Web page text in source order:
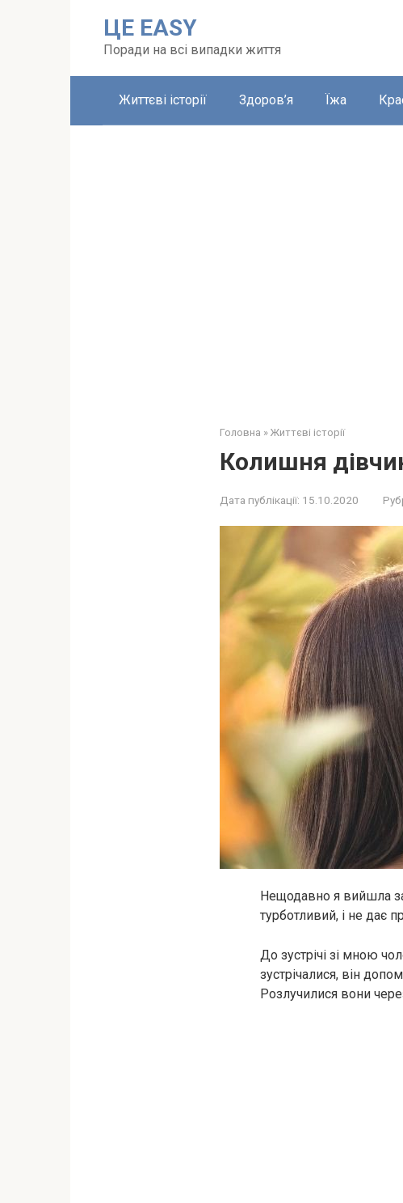
ЦЕ EASY
Поради на всі випадки життя
Життєві історії Здоров’я Їжа
Головна » Життєві історії
Колишня
Дата публікації: 15.10.2020
Нещодавно я вийшла
турботливий, і не дає
До зустрічі зі мною
зустрічалися, він
Розлучилися вони